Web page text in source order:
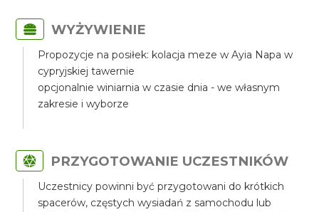
WYŻYWIENIE
Propozycje na posiłek: kolacja meze w Ayia Napa w
cypryjskiej tawernie
opcjonalnie winiarnia w czasie dnia - we własnym
zakresie i wyborze
PRZYGOTOWANIE UCZESTNIKÓW
Uczestnicy powinni być przygotowani do krótkich
spacerów, częstych wysiadań z samochodu lub